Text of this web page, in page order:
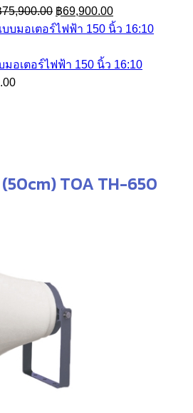
75,900.00 Original
price
฿75,900.00.
฿69,900.00Current
price
฿69,900.00.
มอเตอร์ไฟฟ้า 150 นิ้ว 16:10
TOA TH-650